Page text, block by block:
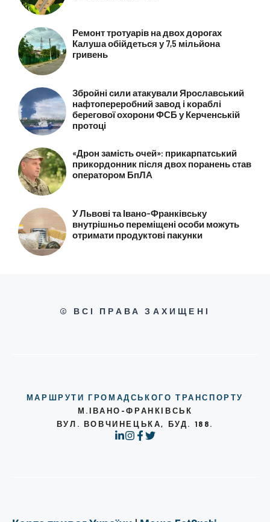
Ремонт тротуарів на двох дорогах
Калуша обійдеться у 7,5 мільйона
гривень
Збройні сили атакували Ярославський
нафтопереробний завод і кораблі
берегової охорони ФСБ у Керченській
протоці
«Дрон замість очей»: прикарпатський
прикордонник після двох поранень став
оператором БпЛА
У Львові та Івано-Франківську
внутрішньо переміщені особи можуть
отримати продуктові пакунки
© ВСІ ПРАВА ЗАХИЩЕНІ
МАРШРУТИ ГРОМАДСЬКОГО ТРАНСПОРТУ
М.ІВАНО-ФРАНКІВСЬК
ВУЛ. ВОВЧИНЕЦЬКА, БУД. 188.